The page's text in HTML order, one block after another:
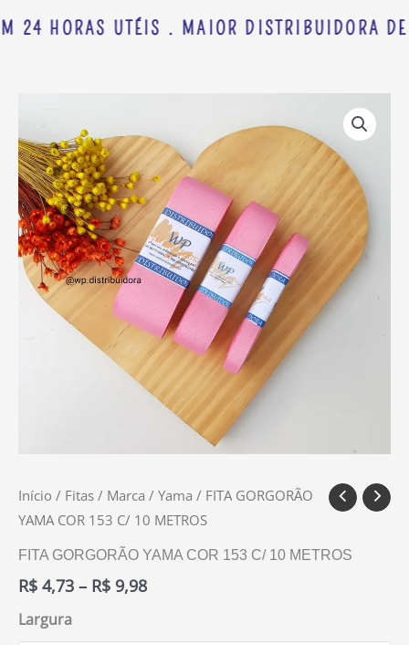
24 HORAS UTÉIS . MAIOR DISTRIBUIDORA
Início / Fitas / Marca / Yama / FITA GORGORÃO
YAMA COR 153 C/ 10 METROS
FITA GORGORÃO YAMA COR 153 C/ 10 METROS
R$ 4,73 – R$ 9,98
de
preço:
R$ 4,73
através
R$ 9,98
Largura
GORGORÃO
YAMA
COR
153
C/
10
METROS
quantidade